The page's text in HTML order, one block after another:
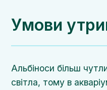
Умови
Альбіноси більш
світла, тому в